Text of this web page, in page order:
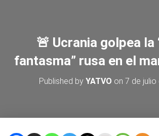
🚨 Ucrania golpea la
fantasma” rusa en el
Published by YATVO on 7 de julio